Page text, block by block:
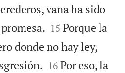
vana ha sido


15 Porque la
donde no hay ley,


16 Por eso, la